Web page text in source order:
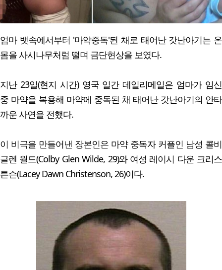
엄마 뱃속에서부터 '마약중독'된 채로 태어난 갓난아기는 온
몸을 사시나무처럼 떨며 금단현상을 보였다.
지난 23일(현지 시간) 영국 일간 데일리메일은 엄마가 임신
중 마약을 복용해 마약에 중독된 채 태어난 갓난아기의 안타
까운 사연을 전했다.
이 비극을 만들어낸 장본인은 마약 중독자 커플인 남성 콜비
글렌 월드(Colby Glen Wilde, 29)와 여성 레이시 다운 크리스
튼슨(Lacey Dawn Christenson, 26)이다.